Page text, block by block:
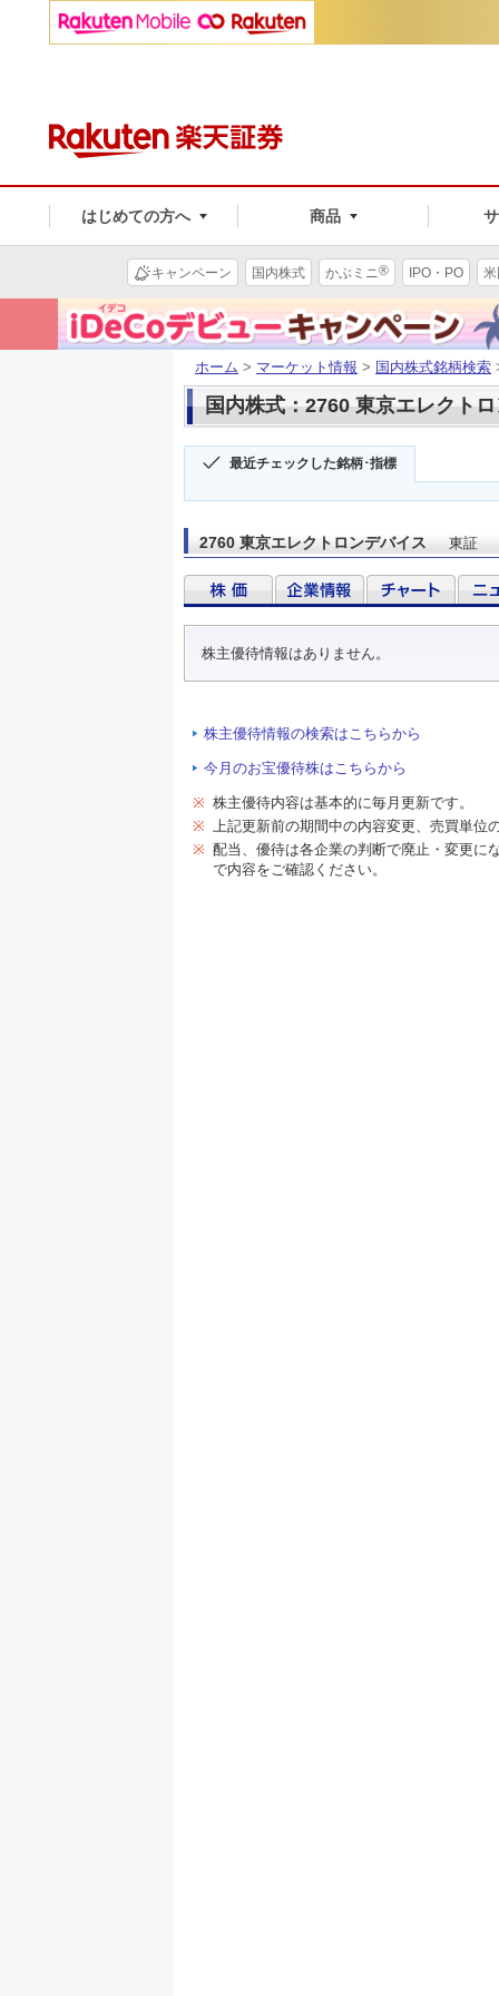
はじめての方へ 商品
キャンペーン 国内株式 かぶミニ® IPO・PO
ホーム > マーケット情報 > 国内株式銘柄検索
国内株式：2760 東京エレクト
最近チェックした銘柄･指標
2760 東京エレクトロンデバイス 東証
株主優待情報はありません。
株主優待情報の検索はこちらから
今月のお宝優待株はこちらから
※ 株主優待内容は基本的に毎月更新です。
※ 上記更新前の期間中の内容変更、売買単位
※ 配当、優待は各企業の判断で廃止・変更に
で内容をご確認ください。